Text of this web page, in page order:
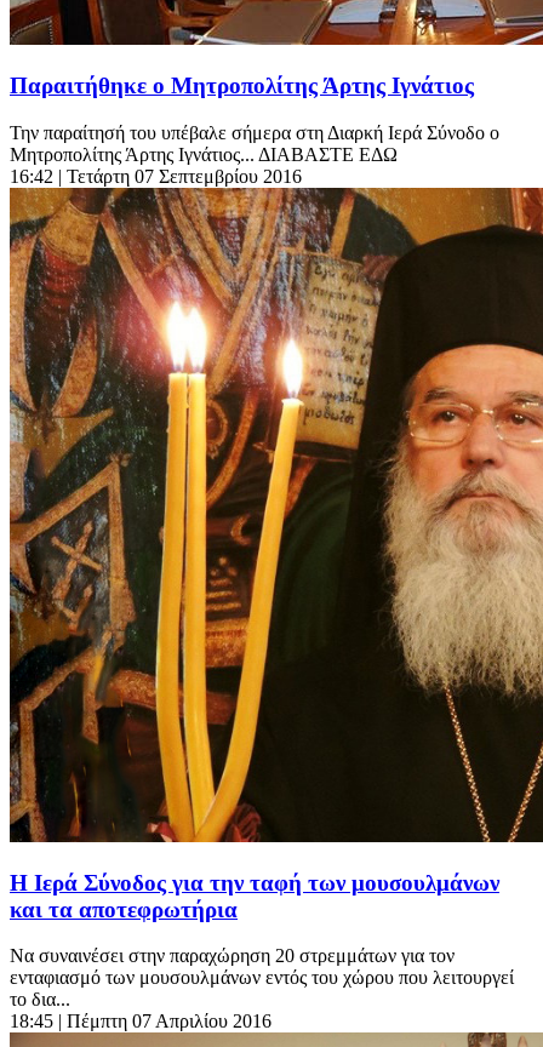
Παραιτήθηκε ο Μητροπολίτης Άρτης Ιγνάτιος
Την παραίτησή του υπέβαλε σήμερα στη Διαρκή Ιερά Σύνοδο ο
Μητροπολίτης Άρτης Ιγνάτιος... ΔΙΑΒΑΣΤΕ ΕΔΩ
16:42 | Τετάρτη 07 Σεπτεμβρίου 2016
Η Ιερά Σύνοδος για την ταφή των μουσουλμάνων
και τα αποτεφρωτήρια
Να συναινέσει στην παραχώρηση 20 στρεμμάτων για τον
ενταφιασμό των μουσουλμάνων εντός του χώρου που λειτουργεί
το δια...
18:45 | Πέμπτη 07 Απριλίου 2016